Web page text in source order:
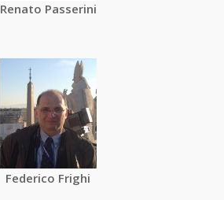
Renato Passerini
Federico Frighi